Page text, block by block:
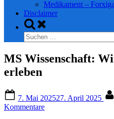
Medikament –
Disclaimer
Toggle
search
form
Suchen
nach:
MS Wissenschaft:
erleben
on
7. Mai 202527. April 2025
Kommentarezu